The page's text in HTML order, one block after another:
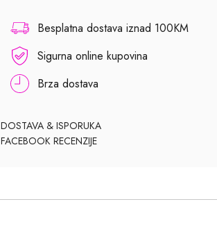
Besplatna dostava iznad 100KM
Sigurna online kupovina
Brza dostava
DOSTAVA & ISPORUKA
FACEBOOK RECENZIJE